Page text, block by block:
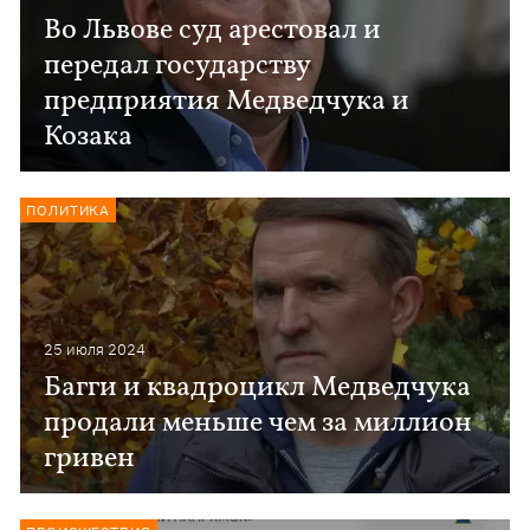
Во Львове суд арестовал и
передал государству
предприятия Медведчука и
Козака
25 июля 2024
Багги и квадроцикл Медведчука
продали меньше чем за миллион
гривен
ПОЛИТИКА